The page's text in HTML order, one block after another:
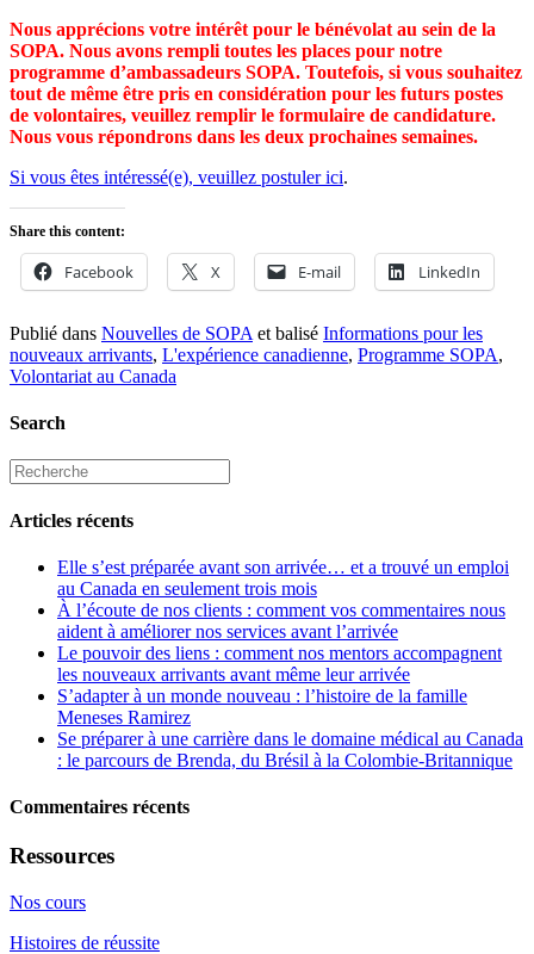
Nous apprécions votre intérêt pour le bénévolat au sein de la
SOPA. Nous avons rempli toutes les places pour notre
programme d’ambassadeurs SOPA. Toutefois, si vous souhaitez
tout de même être pris en considération pour les futurs postes
de volontaires, veuillez remplir le formulaire de candidature.
Nous vous répondrons dans les deux prochaines semaines.
Si vous êtes intéressé(e), veuillez postuler ici.
Share this content:
Facebook X E-mail LinkedIn
Publié dans Nouvelles de SOPA et balisé Informations pour les
nouveaux arrivants, L'expérience canadienne, Programme SOPA,
Volontariat au Canada
Search
Articles récents
Elle s’est préparée avant son arrivée… et a trouvé un emploi
au Canada en seulement trois mois
À l’écoute de nos clients : comment vos commentaires nous
aident à améliorer nos services avant l’arrivée
Le pouvoir des liens : comment nos mentors accompagnent
les nouveaux arrivants avant même leur arrivée
S’adapter à un monde nouveau : l’histoire de la famille
Meneses Ramirez
Se préparer à une carrière dans le domaine médical au Canada
: le parcours de Brenda, du Brésil à la Colombie-Britannique
Commentaires récents
Ressources
Nos cours
Histoires de réussite